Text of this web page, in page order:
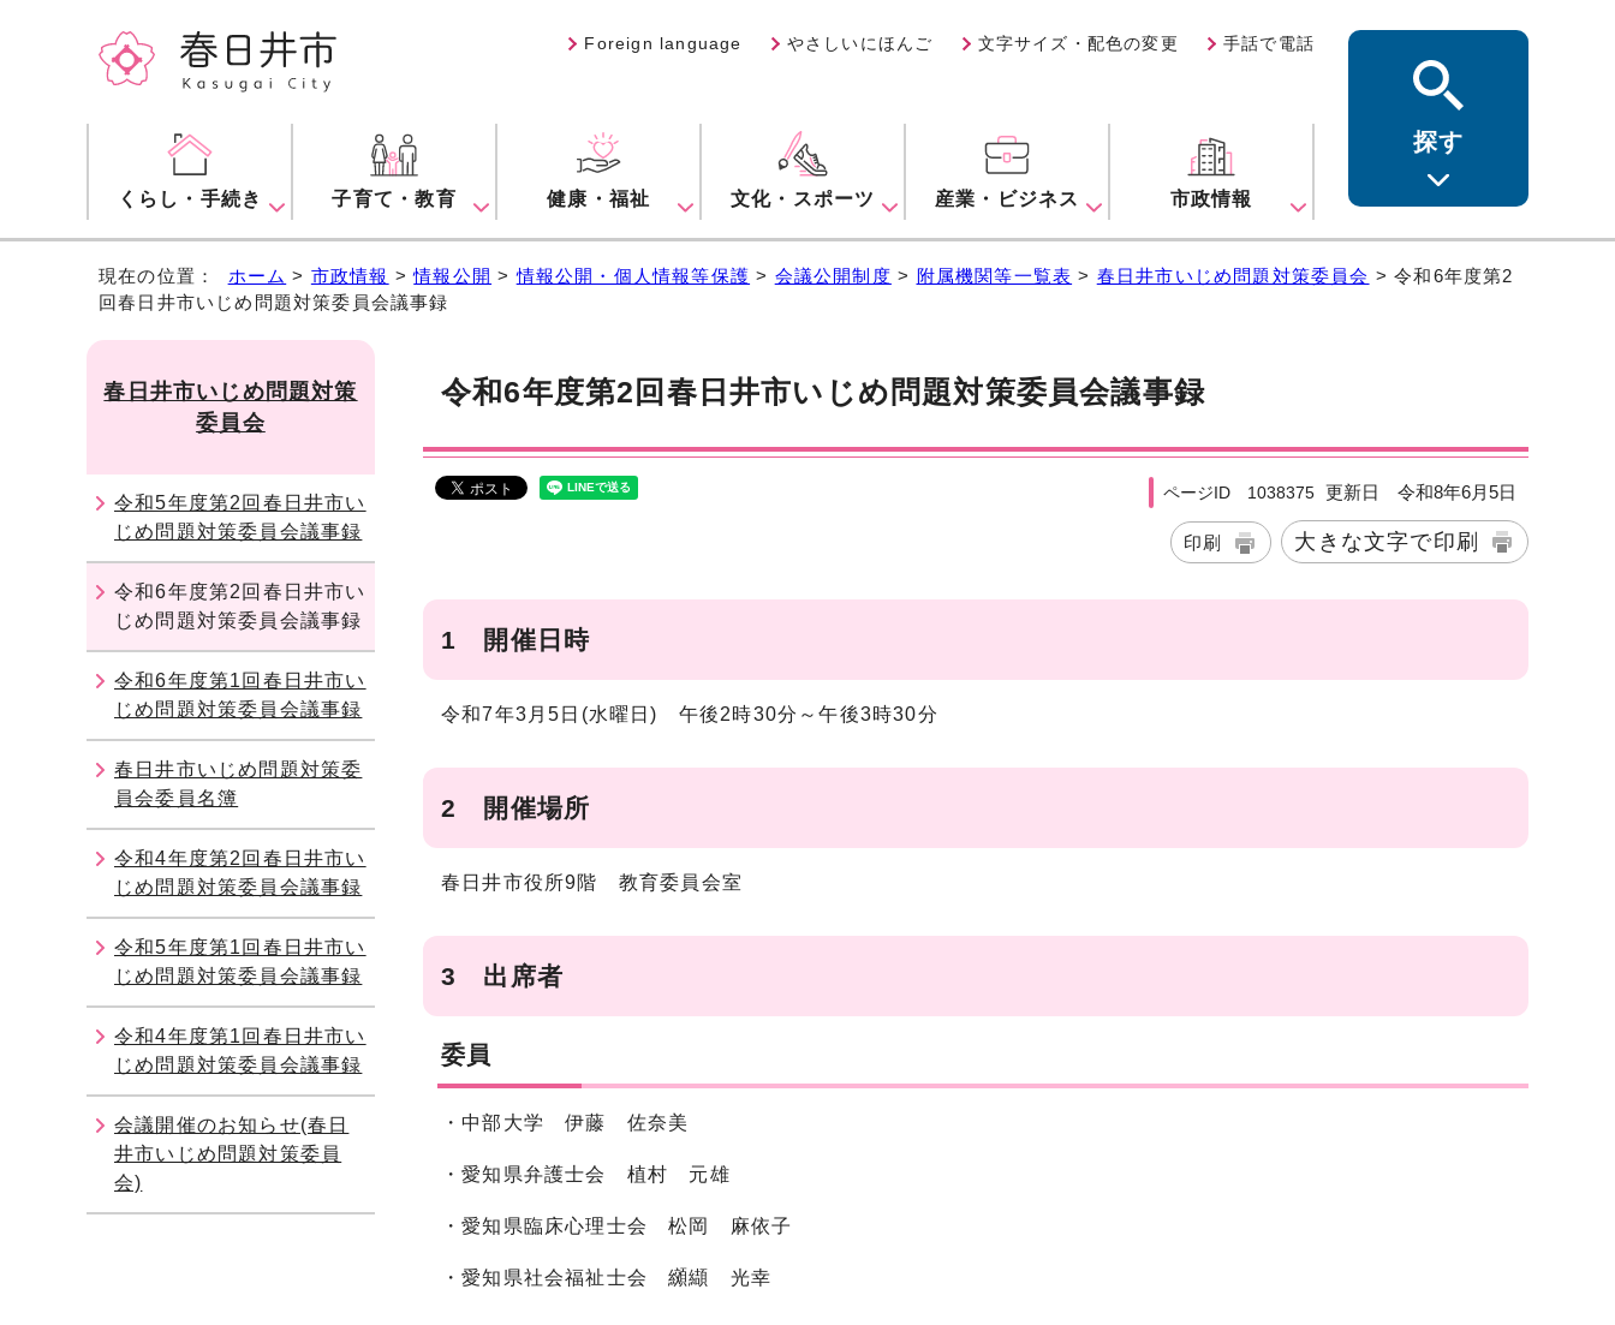
Foreign language やさしいにほんご 文字サイズ・配色の変更 手話で電話
くらし・手続き 子育て・教育 健康・福祉 文化・スポーツ 産業・ビジネス 市政情報
探す
現在の位置： ホーム > 市政情報 >情報公開 >情報公開・個人情報等保護 > 会議公開制度 > 附属機関等一覧表 > 春日井市いじめ問題対策委員会 > 令和6年度第2
回春日井市いじめ問題対策委員会議事録
令和6年度第2回春日井市いじめ問題対策委員会議事録
ページID 1038375 更新日 令和8年6月5日
印刷 大きな文字で印刷
1 開催日時
令和7年3月5日(水曜日) 午後2時30分～午後3時30分
2 開催場所
春日井市役所9階 教育委員会室
3 出席者
委員
・中部大学 伊藤 佐奈美
・愛知県弁護士会 植村 元雄
・愛知県臨床心理士会 松岡 麻依子
・愛知県社会福祉士会 纐纈 光幸
春日井市いじめ問題対策
委員会
令和5年度第2回春日井市い
じめ問題対策委員会議事録
令和6年度第2回春日井市い
じめ問題対策委員会議事録
令和6年度第1回春日井市い
じめ問題対策委員会議事録
春日井市いじめ問題対策委
員会委員名簿
令和4年度第2回春日井市い
じめ問題対策委員会議事録
令和5年度第1回春日井市い
じめ問題対策委員会議事録
令和4年度第1回春日井市い
じめ問題対策委員会議事録
会議開催のお知らせ(春日
井市いじめ問題対策委員
会)